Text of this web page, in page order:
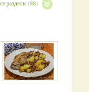
разделы (88)